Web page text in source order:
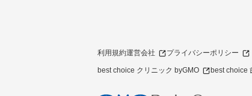
利用規約運営会社 プライバシーポリシー
best choice クリニック byGMO best choice